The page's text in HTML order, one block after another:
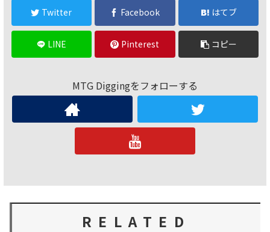
Twitter Facebook はてブ
LINE Pinterest コピー
MTG Diggingをフォローする
RELATED